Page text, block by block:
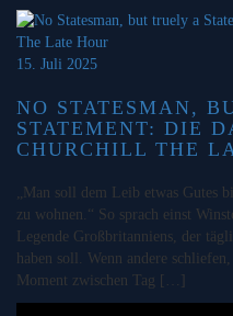
15. Juli 2025
NO STATESMAN,
STATEMENT: DIE
CHURCHILL THE
„Man soll dem Leib etwas Gutes
zu wohnen.“ So sprach einst
Legende Großbritanniens, der
haben soll. Wenn andere
Moment zwischen Tag […]